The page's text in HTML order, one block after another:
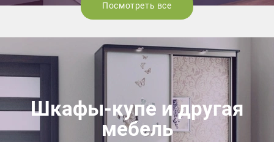
Посмотреть все
Шкафы-купе и другая
мебель